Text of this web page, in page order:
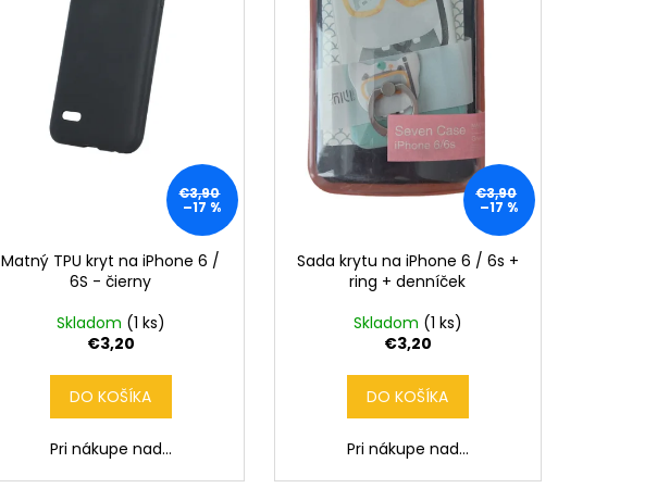
€3,90
–17 %
Matný TPU kryt na iPhone 6 /
6S - čierny
Skladom (1 ks)
€3,20
DO KOŠÍKA
Pri nákupe nad...
€3,90
–17 %
Sada krytu na iPhone 6 / 6s +
ring + denníček
Skladom (1 ks)
€3,20
DO KOŠÍKA
Pri nákupe nad...